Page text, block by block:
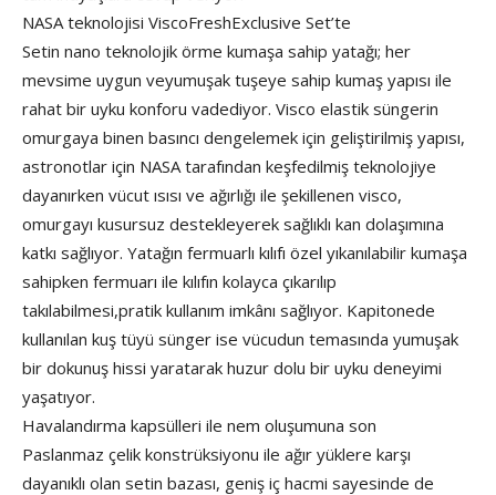
NASA teknolojisi ViscoFreshExclusive Set’te
Setin nano teknolojik örme kumaşa sahip yatağı; her
mevsime uygun veyumuşak tuşeye sahip kumaş yapısı ile
rahat bir uyku konforu vadediyor. Visco elastik süngerin
omurgaya binen basıncı dengelemek için geliştirilmiş yapısı,
astronotlar için NASA tarafından keşfedilmiş teknolojiye
dayanırken vücut ısısı ve ağırlığı ile şekillenen visco,
omurgayı kusursuz destekleyerek sağlıklı kan dolaşımına
katkı sağlıyor. Yatağın fermuarlı kılıfı özel yıkanılabilir kumaşa
sahipken fermuarı ile kılıfın kolayca çıkarılıp
takılabilmesi,pratik kullanım imkânı sağlıyor. Kapitonede
kullanılan kuş tüyü sünger ise vücudun temasında yumuşak
bir dokunuş hissi yaratarak huzur dolu bir uyku deneyimi
yaşatıyor.
Havalandırma kapsülleri ile nem oluşumuna son
Paslanmaz çelik konstrüksiyonu ile ağır yüklere karşı
dayanıklı olan setin bazası, geniş iç hacmi sayesinde de